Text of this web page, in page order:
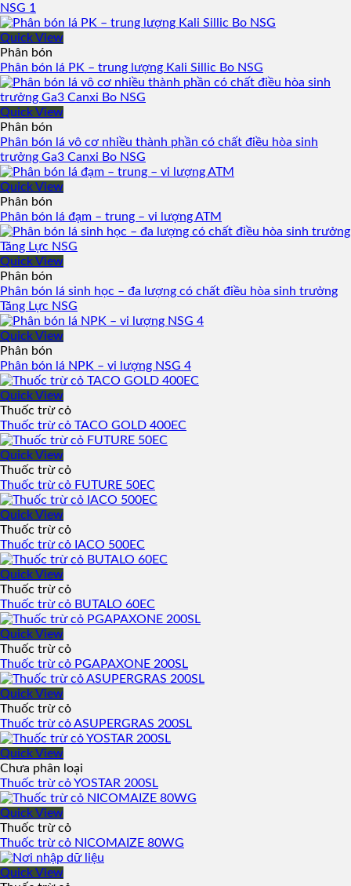
NSG 1
Quick View
Phân bón
Phân bón lá PK – trung lượng Kali Sillic Bo NSG
Quick View
Phân bón
Phân bón lá vô cơ nhiều thành phần có chất điều hòa sinh
trưởng Ga3 Canxi Bo NSG
Quick View
Phân bón
Phân bón lá đạm – trung – vi lượng ATM
Quick View
Phân bón
Phân bón lá sinh học – đa lượng có chất điều hòa sinh trưởng
Tăng Lực NSG
Quick View
Phân bón
Phân bón lá NPK – vi lượng NSG 4
Quick View
Thuốc trừ cỏ
Thuốc trừ cỏ TACO GOLD 400EC
Quick View
Thuốc trừ cỏ
Thuốc trừ cỏ FUTURE 50EC
Quick View
Thuốc trừ cỏ
Thuốc trừ cỏ IACO 500EC
Quick View
Thuốc trừ cỏ
Thuốc trừ cỏ BUTALO 60EC
Quick View
Thuốc trừ cỏ
Thuốc trừ cỏ PGAPAXONE 200SL
Quick View
Thuốc trừ cỏ
Thuốc trừ cỏ ASUPERGRAS 200SL
Quick View
Chưa phân loại
Thuốc trừ cỏ YOSTAR 200SL
Quick View
Thuốc trừ cỏ
Thuốc trừ cỏ NICOMAIZE 80WG
Quick View